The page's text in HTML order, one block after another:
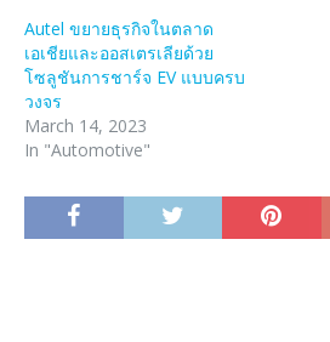
Autel ขยายธุรกิจในตลาด
เอเชียและออสเตรเลียด้วย
โซลูชันการชาร์จ EV แบบครบ
วงจร
March 14, 2023
In "Automotive"